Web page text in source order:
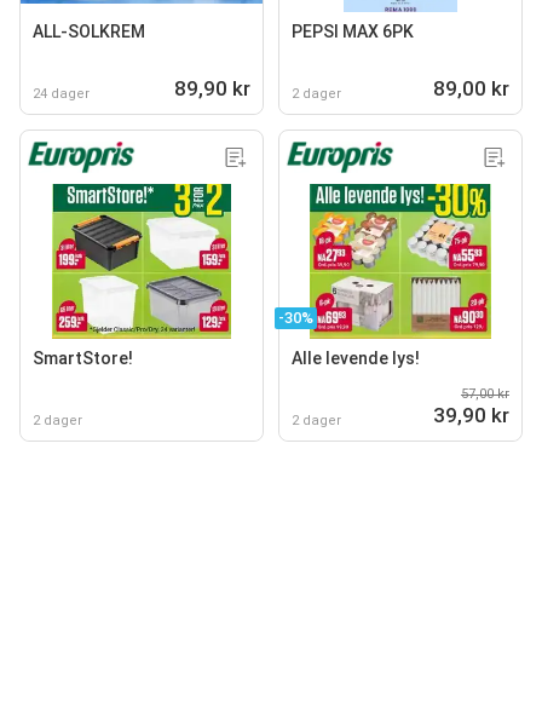
ALL-SOLKREM
24 dager 89,90 kr
PEPSI MAX 6PK
2 dager 89,00 kr
SmartStore!
2 dager
-30%
Alle levende lys!
2 dager
57,00 kr
39,90 kr